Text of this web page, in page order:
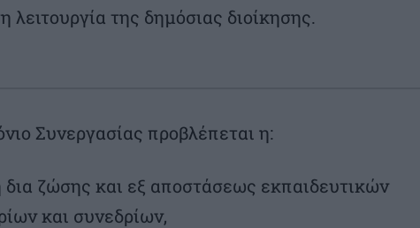
της δημόσιας διοίκησης.
Συνεργασίας προβλέπεται η:
ζώσης και εξ αποστάσεως εκπαιδευτικών
και συνεδρίων,